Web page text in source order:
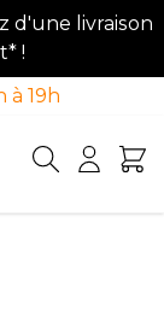
d'une livraison
!
à 19h